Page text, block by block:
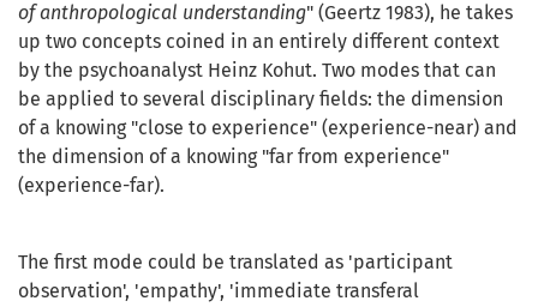
of anthropological understanding" (Geertz 1983), he takes
up two concepts coined in an entirely different context
by the psychoanalyst Heinz Kohut. Two modes that can
be applied to several disciplinary fields: the dimension
of a knowing "close to experience" (experience-near) and
the dimension of a knowing "far from experience"
(experience-far).
The first mode could be translated as 'participant
observation', 'empathy', 'immediate transferal